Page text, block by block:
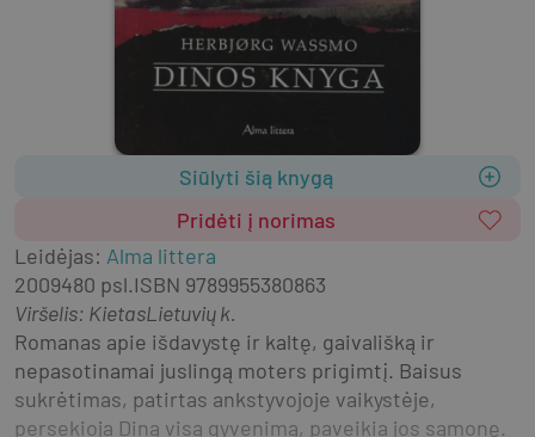
Siūlyti šią knygą
Pridėti į norimas
Leidėjas: Alma littera
2009480 psl.ISBN 9789955380863
Viršelis: KietasLietuvių k.
Romanas apie išdavystę ir kaltę, gaivališką ir
nepasotinamai juslingą moters prigimtį. Baisus
sukrėtimas, patirtas ankstyvojoje vaikystėje,
persekioja Diną visą gyvenimą, paveikia jos sąmonę.